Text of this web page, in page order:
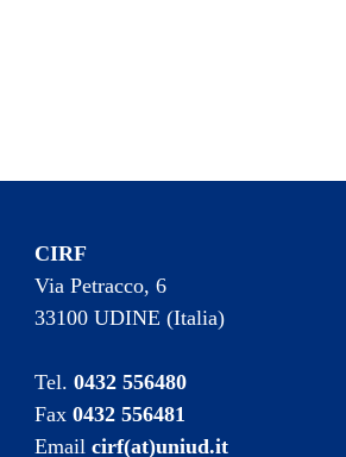
CIRF
Via Petracco, 6
33100 UDINE (Italia)
Tel.0432 556480
Fax0432 556481
Emailcirf(at)uniud.it